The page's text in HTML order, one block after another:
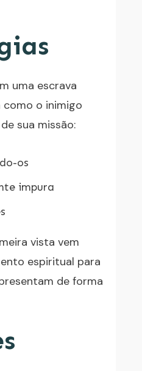
uma escrava
o inimigo
sua missão:
os
impura
vista vem
espiritual para
de forma